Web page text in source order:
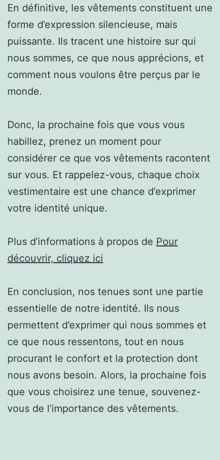
En définitive, les vêtements constituent une
forme d’expression silencieuse, mais
puissante. Ils tracent une histoire sur qui
nous sommes, ce que nous apprécions, et
comment nous voulons être perçus par le
monde.
Donc, la prochaine fois que vous vous
habillez, prenez un moment pour
considérer ce que vos vêtements racontent
sur vous. Et rappelez-vous, chaque choix
vestimentaire est une chance d’exprimer
votre identité unique.
Plus d’informations à propos de Pour
découvrir, cliquez ici
En conclusion, nos tenues sont une partie
essentielle de notre identité. Ils nous
permettent d’exprimer qui nous sommes et
ce que nous ressentons, tout en nous
procurant le confort et la protection dont
nous avons besoin. Alors, la prochaine fois
que vous choisirez une tenue, souvenez-
vous de l’importance des vêtements.